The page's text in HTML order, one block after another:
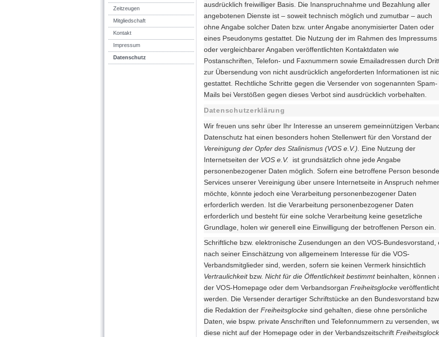
Zeitzeugen
Mitgliedschaft
Kontakt
Impressum
Datenschutz
ausdrücklich freiwilliger Basis. Die Inanspruchnahme und Bezahlung aller
angebotenen Dienste ist – soweit technisch möglich und zumutbar – auch
ohne Angabe solcher Daten bzw. unter Angabe anonymisierter Daten oder
eines Pseudonyms gestattet. Die Nutzung der im Rahmen des Impressums
oder vergleichbarer Angaben veröffentlichten Kontaktdaten wie
Postanschriften, Telefon- und Faxnummern sowie Emailadressen durch
zur Übersendung von nicht ausdrücklich angeforderten Informationen ist
gestattet. Rechtliche Schritte gegen die Versender von sogenannten Spam-
Mails bei Verstößen gegen dieses Verbot sind ausdrücklich vorbehalten.
Datenschutzerklärung
Wir freuen uns sehr über Ihr Interesse an unserem gemeinnützigen
Datenschutz hat einen besonders hohen Stellenwert für den Vorstand der
Vereinigung der Opfer des Stalinismus (VOS e.V.).
Eine Nutzung der
Internetseiten der VOS e.V. ist grundsätzlich ohne jede Angabe
personenbezogener Daten möglich. Sofern eine betroffene Person
Services unserer Vereinigung über unsere Internetseite in Anspruch
möchte, könnte jedoch eine Verarbeitung personenbezogener Daten
erforderlich werden. Ist die Verarbeitung personenbezogener Daten
erforderlich und besteht für eine solche Verarbeitung keine gesetzliche
Grundlage, holen wir generell eine Einwilligung der betroffenen Person ein.
Schriftliche bzw. elektronische Zusendungen an den VOS-Bundesvorstand,
nach seiner Einschätzung von allgemeinem Interesse für die VOS-
Verbandsmitglieder sind, werden, sofern sie keinen Vermerk hinsichtlich
Vertraulichkeitbzw. Nicht für die Öffentlichkeit bestimmtbeinhalten, können
der VOS-Homepage oder dem Verbandsorgan Freiheitsglocke veröffentlicht
werden. Die Versender derartiger Schriftstücke an den Bundesvorstand
die Redaktion der Freiheitsglocke sind gehalten, diese ohne persönliche
Daten, wie bspw. private Anschriften und Telefonnummern zu versenden,
diese nicht auf der Homepage oder in der Verbandszeitschrift